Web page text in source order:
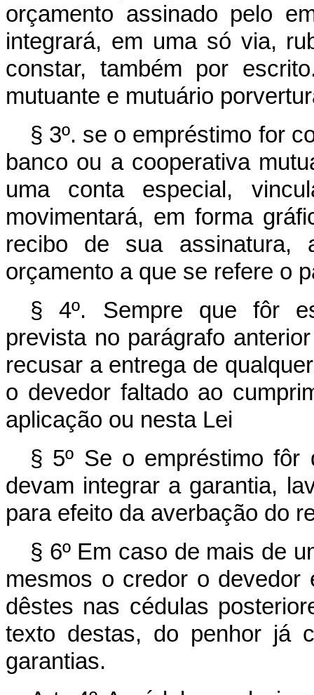
orçamento assinado pelo
integrará, em uma só via,
constar, também por
mutuante e mutuário
§ 3º. se o empréstimo for
banco ou a cooperativa
uma conta especial,
movimentará, em forma
recibo de sua assinatura,
orçamento a que se refere o
§ 4º. Sempre que fôr
prevista no parágrafo
recusar a entrega de
o devedor faltado ao
aplicação ou nesta Lei
§ 5º Se o empréstimo fôr
devam integrar a garantia,
para efeito da averbação do
§ 6º Em caso de mais de
mesmos o credor o
dêstes nas cédulas
texto destas, do penhor já
garantias.